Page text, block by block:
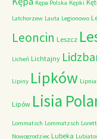
Kępa Polska Kępki
Latchorzew Lauta Legionowo
Leoncin Leszcz
Licheń Lichtajny
Lipiny Lipków
Lipów Lisia
Lommatsch Lommatzsch
Nowogrodziec Lubeka